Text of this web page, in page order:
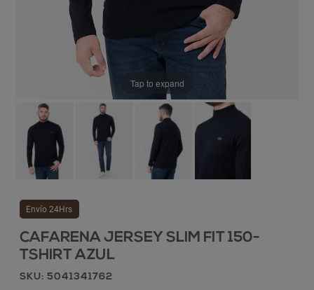
Tap to expand
Envío 24Hrs
CAFARENA JERSEY SLIM FIT 150-
TSHIRT AZUL
SKU: 5041341762